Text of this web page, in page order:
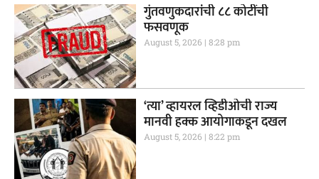
गुंतवणुकदारांची ८८ कोटींची
फसवणूक
August 5, 2026 8:28 pm
‘त्या’ व्हायरल व्हिडीओची राज्य
मानवी हक्क आयोगाकडून दखल
August 5, 2026 8:22 pm